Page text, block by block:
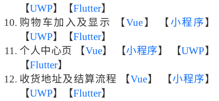
【UWP】【Flutter】
购物车加入及显示 【Vue 】 【 小程序 】
【UWP】【Flutter】
个人中心页 【Vue】 【小程序】 【UWP】
【Flutter】
收货地址及结算流程 【Vue】 【小程序】
【UWP】【Flutter】